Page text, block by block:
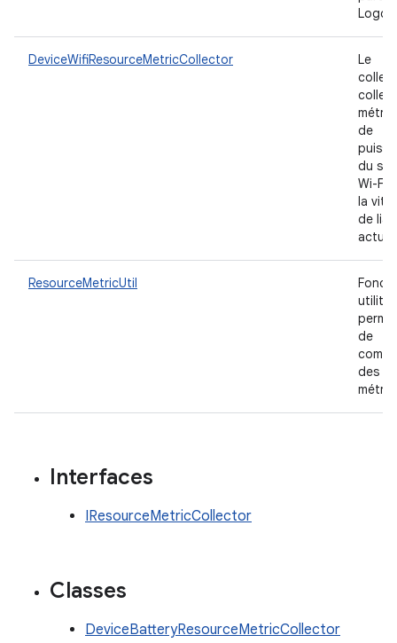
DeviceWifiResourceMetricCollector
Le
de
du
Wi-Fi
la
de
ResourceMetricUtil
de
des
Interfaces
IResourceMetricCollector
Classes
DeviceBatteryResourceMetricCollector